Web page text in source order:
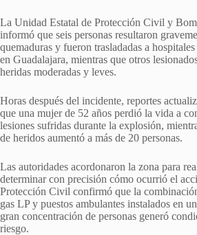
La Unidad Estatal de Protección Civil y
informó que seis personas resultaron
quemaduras y fueron trasladadas a
en Guadalajara, mientras que otros
heridas moderadas y leves.
Horas después del incidente, reportes
que una mujer de 52 años perdió la vida a
lesiones sufridas durante la explosión,
de heridos aumentó a más de 20 personas.
Las autoridades acordonaron la zona para
determinar con precisión cómo ocurrió el
Protección Civil confirmó que la
gas LP y puestos ambulantes instalados en
gran concentración de personas generó
riesgo.